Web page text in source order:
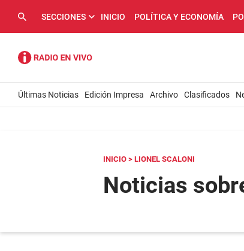
SECCIONES INICIO POLÍTICA Y ECONOMÍA
Últimas Noticias Edición Impresa Archivo Clasificados
INICIO > LIONEL SCALONI
Noticias